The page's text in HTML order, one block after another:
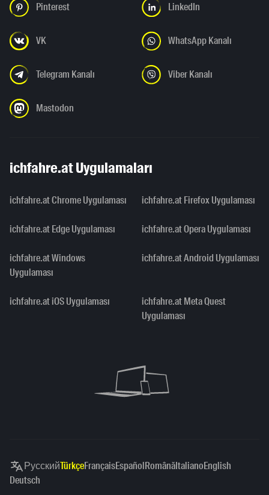
Pinterest LinkedIn
VK WhatsApp Kanalı
Telegram Kanalı Viber Kanalı
Mastodon
ichfahre.at Uygulamaları
ichfahre.at Chrome Uygulaması ichfahre.at Firefox Uygulaması
ichfahre.at Edge Uygulaması ichfahre.at Opera Uygulaması
ichfahre.at Windows
Uygulaması
ichfahre.at Android Uygulaması
ichfahre.at iOS Uygulaması
ichfahre.at Meta Quest
Uygulaması
РусскийTürkçeFrançaisEspañolRomânăItalianoEnglish
Deutsch